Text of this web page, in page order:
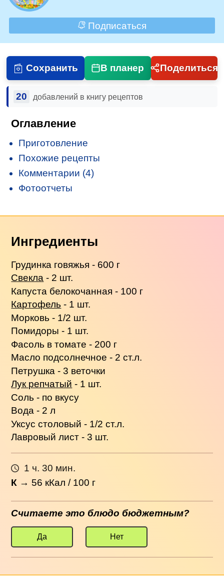
Подписаться
Сохранить В планер Поделиться
20 добавлений в книгу рецептов
Оглавление
Приготовление
Похожие рецепты
Комментарии (4)
Фотоотчеты
Ингредиенты
Грудинка говяжья - 600 г
Свекла - 2 шт.
Капуста белокочанная - 100 г
Картофель - 1 шт.
Морковь - 1/2 шт.
Помидоры - 1 шт.
Фасоль в томате - 200 г
Масло подсолнечное - 2 ст.л.
Петрушка - 3 веточки
Лук репчатый - 1 шт.
Соль - по вкусу
Вода - 2 л
Уксус столовый - 1/2 ст.л.
Лавровый лист - 3 шт.
1 ч. 30 мин.
К → 56 кКал / 100 г
Считаете это блюдо бюджетным?
Да Нет